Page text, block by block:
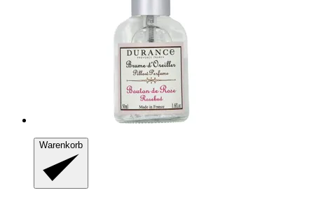
Warenkorb